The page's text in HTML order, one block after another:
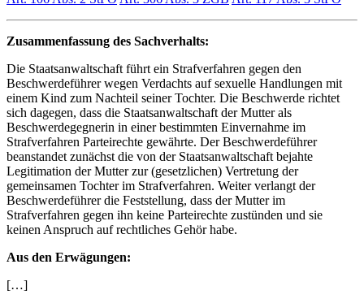
Zusammenfassung des Sachverhalts:
Die Staatsanwaltschaft führt ein Strafverfahren gegen den
Beschwerdeführer wegen Verdachts auf sexuelle Handlungen mit
einem Kind zum Nachteil seiner Tochter. Die Beschwerde richtet
sich dagegen, dass die Staatsanwaltschaft der Mutter als
Beschwerdegegnerin in einer bestimmten Einvernahme im
Strafverfahren Parteirechte gewährte. Der Beschwerdeführer
beanstandet zunächst die von der Staatsanwaltschaft bejahte
Legitimation der Mutter zur (gesetzlichen) Vertretung der
gemeinsamen Tochter im Strafverfahren. Weiter verlangt der
Beschwerdeführer die Feststellung, dass der Mutter im
Strafverfahren gegen ihn keine Parteirechte zustünden und sie
keinen Anspruch auf rechtliches Gehör habe.
Aus den Erwägungen:
[…]